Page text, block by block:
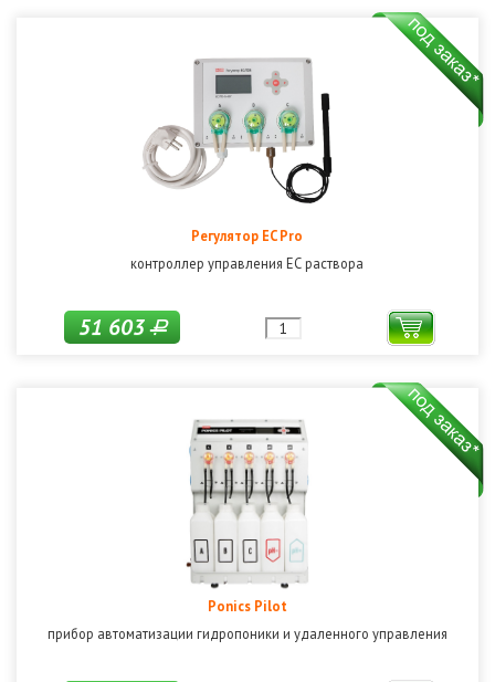
Регулятор EC Pro
контроллер управления ЕС раствора
51 603Р
Ponics Pilot
прибор автоматизации гидропоники и удаленного управления